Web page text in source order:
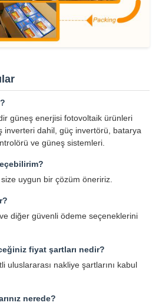
güneş enerjisi fotovoltaik ürünleri
inverteri dahil, güç invertörü, batarya
ve güneş sistemleri.
uygun bir çözüm öneririz.
diğer güvenli ödeme seçeneklerini
fiyat şartları nedir?
uluslararası nakliye şartlarını kabul
nerede?